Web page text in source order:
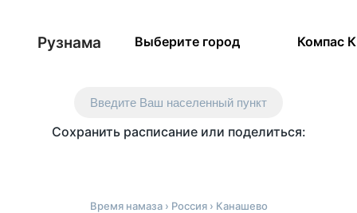
Рузнама Выберите город Компас
Введите Ваш населенный пункт
Сохранить расписание или поделиться:
Время намаза› Россия› Канашево